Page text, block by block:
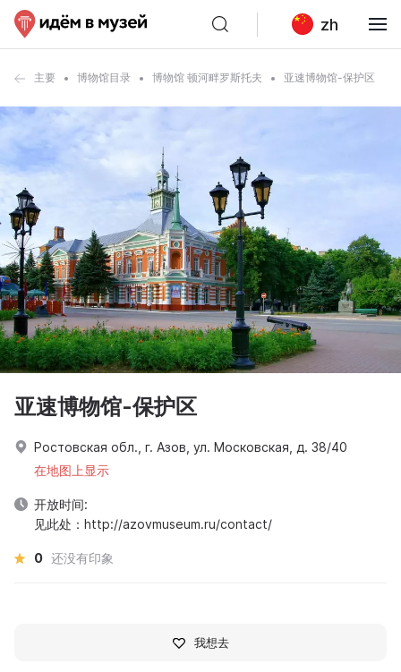
zh
主要 博物馆目录 博物馆 顿河畔罗斯托夫 亚速博物馆-保护区
亚速博物馆-保护区
Ростовская обл., г. Азов, ул. Московская, д. 38/40
在地图上显示
开放时间:
见此处：http://azovmuseum.ru/contact/
0 还没有印象
我想去